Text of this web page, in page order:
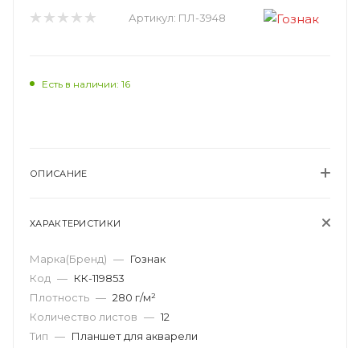
Артикул: ПЛ-3948
Есть в наличии: 16
ОПИСАНИЕ
ХАРАКТЕРИСТИКИ
Марка(Бренд) — Гознак
Код — КК-119853
Плотность — 280 г/м²
Количество листов — 12
Тип — Планшет для акварели